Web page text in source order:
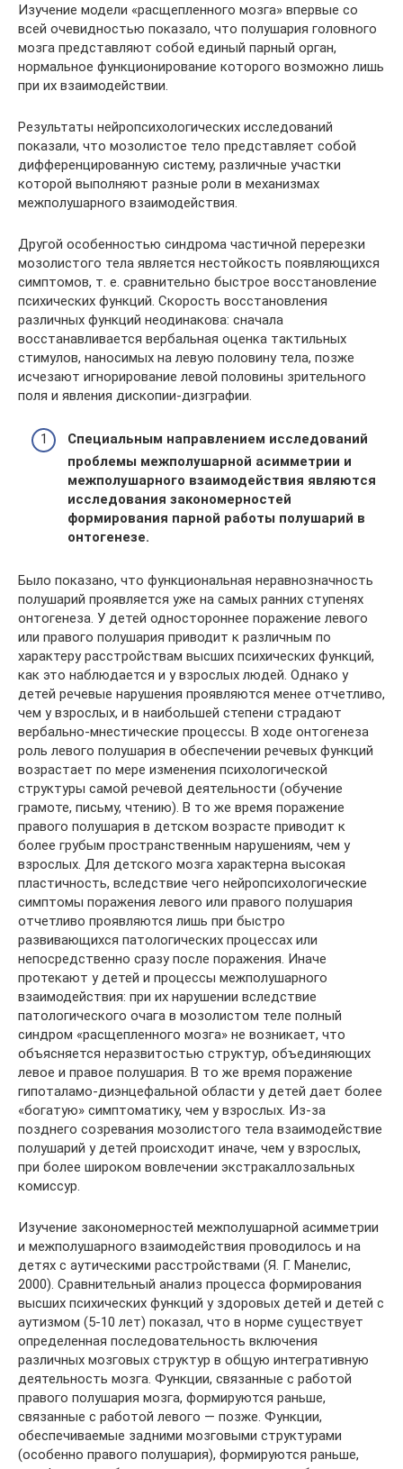
Изучение модели «расщепленного мозга» впервые со
всей очевидностью показало, что полушария головного
мозга представляют собой единый парный орган,
нормальное функционирование которого возможно лишь
при их взаимодействии.
Результаты нейропсихологических исследований
показали, что мозолистое тело представляет собой
дифференцированную систему, различные участки
которой выполняют разные роли в механизмах
межполушарного взаимодействия.
Другой особенностью синдрома частичной перерезки
мозолистого тела является нестойкость появляющихся
симптомов, т. е. сравнительно быстрое восстановление
психических функций. Скорость восстановления
различных функций неодинакова: сначала
восстанавливается вербальная оценка тактильных
стимулов, наносимых на левую половину тела, позже
исчезают игнорирование левой половины зрительного
поля и явления дископии-дизграфии.
Специальным направлением исследований
проблемы межполушарной асимметрии и
межполушарного взаимодействия являются
исследования закономерностей
формирования парной работы полушарий в
онтогенезе.
Было показано, что функциональная неравнозначность
полушарий проявляется уже на самых ранних ступенях
онтогенеза. У детей одностороннее поражение левого
или правого полушария приводит к различным по
характеру расстройствам высших психических функций,
как это наблюдается и у взрослых людей. Однако у
детей речевые нарушения проявляются менее отчетливо,
чем у взрослых, и в наибольшей степени страдают
вербально-мнестические процессы. В ходе онтогенеза
роль левого полушария в обеспечении речевых функций
возрастает по мере изменения психологической
структуры самой речевой деятельности (обучение
грамоте, письму, чтению). В то же время поражение
правого полушария в детском возрасте приводит к
более грубым пространственным нарушениям, чем у
взрослых. Для детского мозга характерна высокая
пластичность, вследствие чего нейропсихологические
симптомы поражения левого или правого полушария
отчетливо проявляются лишь при быстро
развивающихся патологических процессах или
непосредственно сразу после поражения. Иначе
протекают у детей и процессы межполушарного
взаимодействия: при их нарушении вследствие
патологического очага в мозолистом теле полный
синдром «расщепленного мозга» не возникает, что
объясняется неразвитостью структур, объединяющих
левое и правое полушария. В то же время поражение
гипоталамо-диэнцефальной области у детей дает более
«богатую» симптоматику, чем у взрослых. Из-за
позднего созревания мозолистого тела взаимодействие
полушарий у детей происходит иначе, чем у взрослых,
при более широком вовлечении экстракаллозальных
комиссур.
Изучение закономерностей межполушарной асимметрии
и межполушарного взаимодействия проводилось и на
детях с аутическими расстройствами (Я. Г. Манелис,
2000). Сравнительный анализ процесса формирования
высших психических функций у здоровых детей и детей с
аутизмом (5-10 лет) показал, что в норме существует
определенная последовательность включения
различных мозговых структур в общую интегративную
деятельность мозга. Функции, связанные с работой
правого полушария мозга, формируются раньше,
связанные с работой левого — позже. Функции,
обеспечиваемые задними мозговыми структурами
(особенно правого полушария), формируются раньше,